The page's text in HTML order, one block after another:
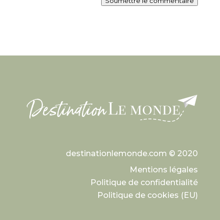
destinationlemonde.com © 2020
Mentions légales
Politique de confidentialité
Politique de cookies (EU)